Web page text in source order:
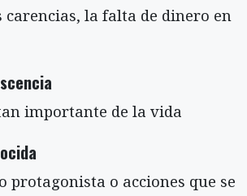
carencias, la falta de dinero en
importante de la vida
protagonista o acciones que se